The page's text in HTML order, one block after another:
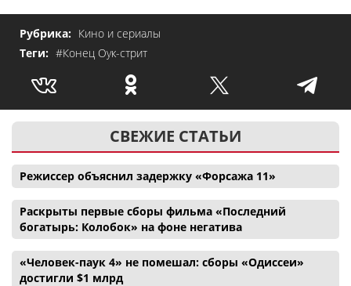
Рубрика: Кино и сериалы
Теги: #Конец Оук-стрит
СВЕЖИЕ СТАТЬИ
Режиссер объяснил задержку «Форсажа 11»
Раскрыты первые сборы фильма «Последний
богатырь: Колобок» на фоне негатива
«Человек-паук 4» не помешал: сборы «Одиссеи»
достигли $1 млрд